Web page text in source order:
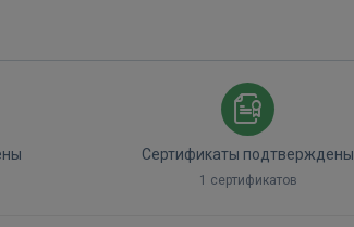
Сертификаты подтверждены
1 сертификатов